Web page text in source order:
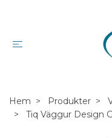
Hem Produkter
Tiq Väggur Design